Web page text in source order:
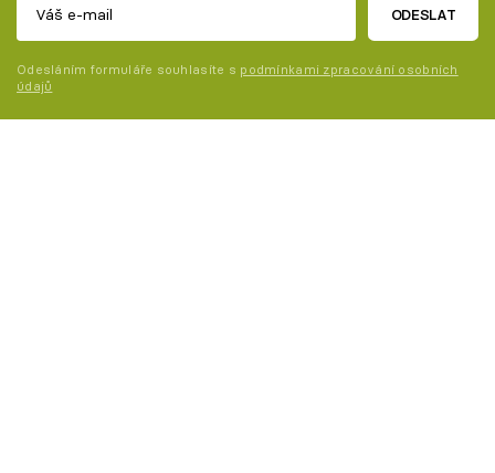
ODESLAT
Odesláním formuláře souhlasíte s podmínkami zpracování osobních
údajů